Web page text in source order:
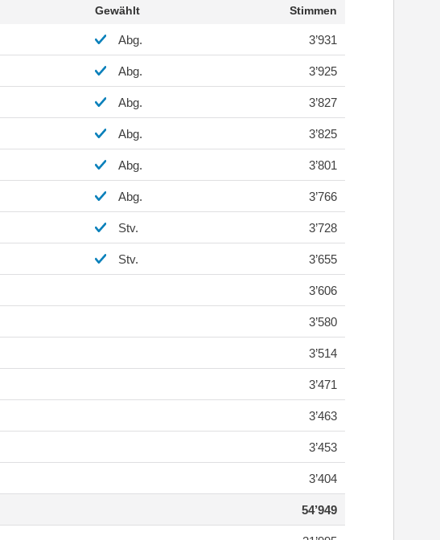
Gewählt Stimmen
Abg. 3’931
Abg. 3’925
Abg. 3’827
Abg. 3’825
Abg. 3’801
Abg. 3’766
Stv. 3’728
Stv. 3’655
3’606
3’580
3’514
3’471
3’463
3’453
3’404
54’949